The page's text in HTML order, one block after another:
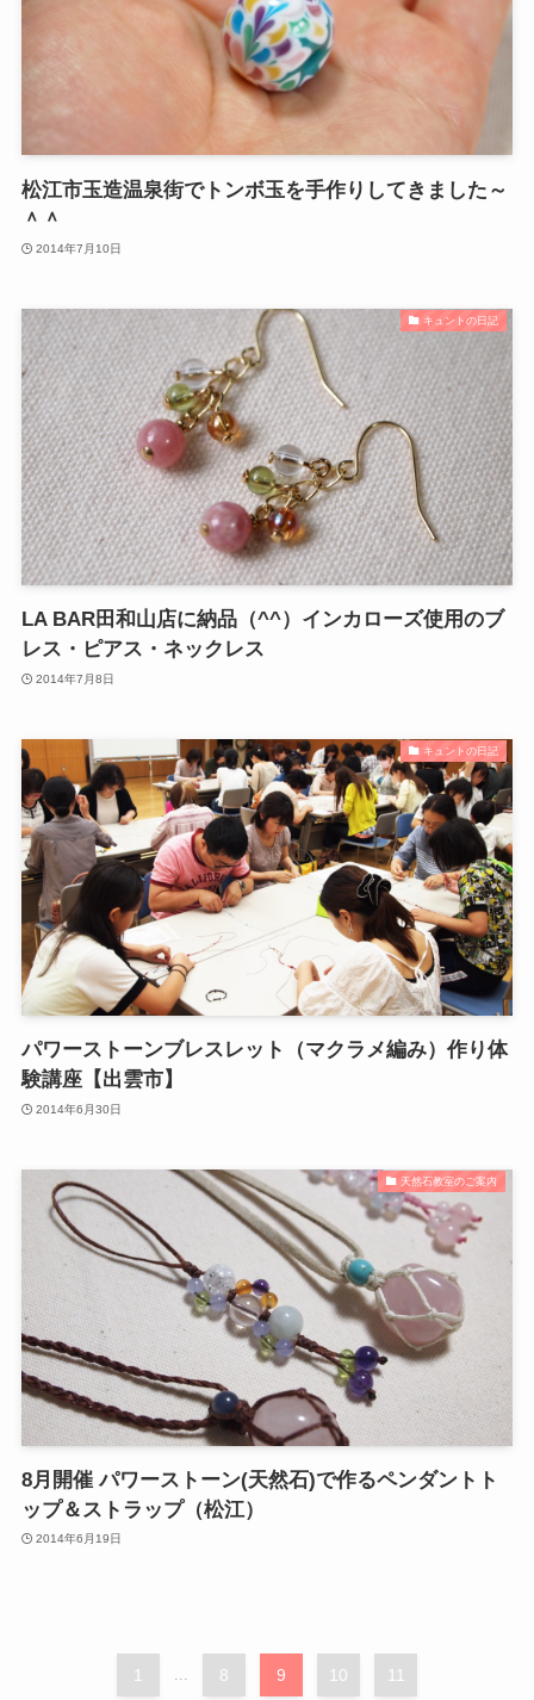
松江市玉造温泉街でトンボ玉を手作りしてきました～
＾＾
2014年7月10日
キュントの日記
LA BAR田和山店に納品（^^）インカローズ使用のブ
レス・ピアス・ネックレス
2014年7月8日
キュントの日記
パワーストーンブレスレット（マクラメ編み）作り体
験講座【出雲市】
2014年6月30日
天然石教室のご案内
8月開催 パワーストーン(天然石)で作るペンダントト
ップ＆ストラップ（松江）
2014年6月19日
1 8 9 10 11